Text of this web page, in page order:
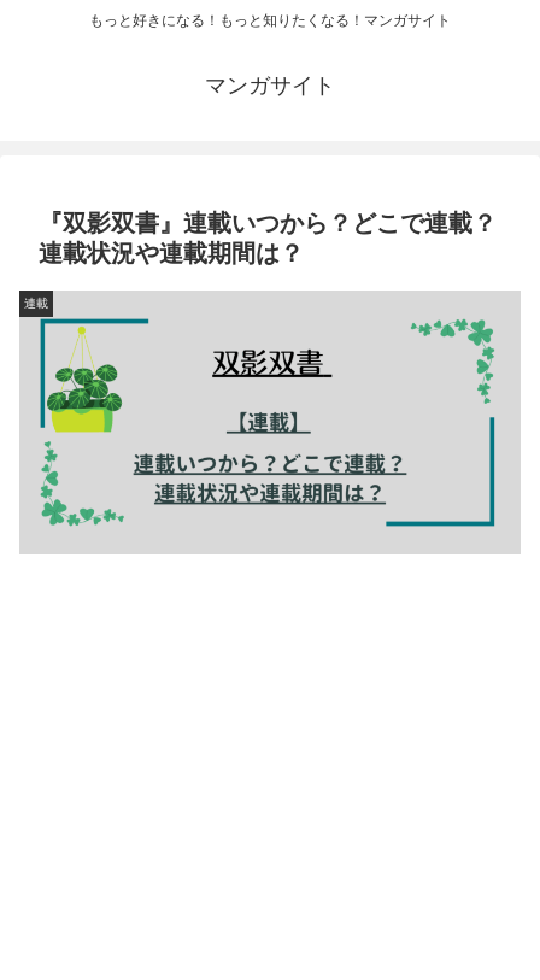
もっと好きになる！もっと知りたくなる！マンガサイト
マンガサイト
『双影双書』連載いつから？どこで連載？
連載状況や連載期間は？
連載